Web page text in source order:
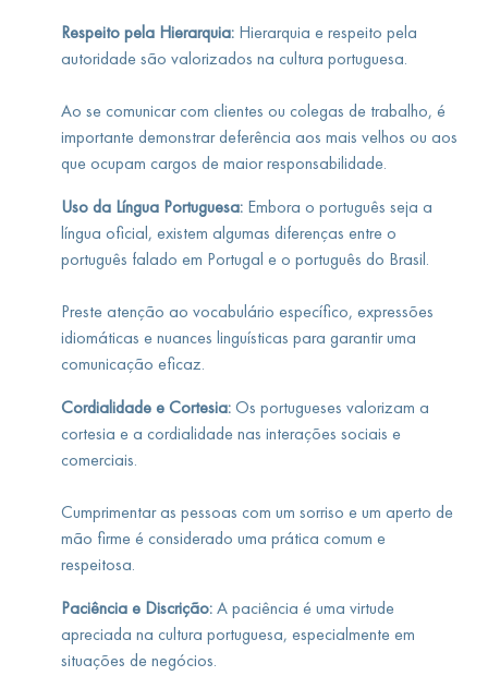
Respeito pela Hierarquia: Hierarquia e respeito pela
autoridade são valorizados na cultura portuguesa.
Ao se comunicar com clientes ou colegas de trabalho, é
importante demonstrar deferência aos mais velhos ou aos
que ocupam cargos de maior responsabilidade.
Uso da Língua Portuguesa: Embora o português seja a
língua oficial, existem algumas diferenças entre o
português falado em Portugal e o português do Brasil.
Preste atenção ao vocabulário específico, expressões
idiomáticas e nuances linguísticas para garantir uma
comunicação eficaz.
Cordialidade e Cortesia: Os portugueses valorizam a
cortesia e a cordialidade nas interações sociais e
comerciais.
Cumprimentar as pessoas com um sorriso e um aperto de
mão firme é considerado uma prática comum e
respeitosa.
Paciência e Discrição: A paciência é uma virtude
apreciada na cultura portuguesa, especialmente em
situações de negócios.